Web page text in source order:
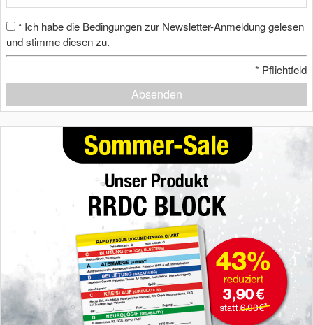
* Ich habe die Bedingungen zur Newsletter-Anmeldung gelesen
und stimme diesen zu.
* Pflichtfeld
Absenden